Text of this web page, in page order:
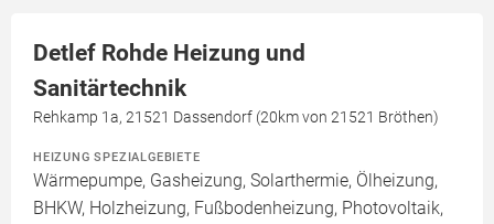
Detlef Rohde Heizung und
Sanitärtechnik
Rehkamp 1a, 21521 Dassendorf (20km von 21521 Bröthen)
HEIZUNG SPEZIALGEBIETE
Wärmepumpe, Gasheizung, Solarthermie, Ölheizung,
BHKW, Holzheizung, Fußbodenheizung, Photovoltaik,